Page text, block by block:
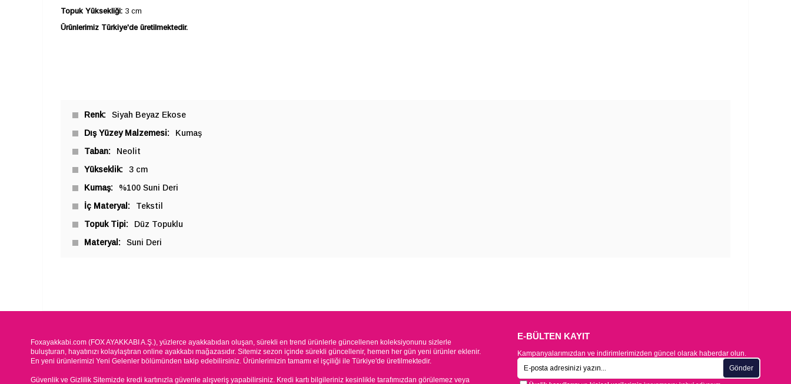
Topuk Yüksekliği: 3 cm
Ürünlerimiz Türkiye'de üretilmektedir.
Renk
Siyah Beyaz Ekose
Dış Yüzey Malzemesi
Kumaş
Taban
Neolit
Yükseklik
3 cm
Kumaş
%100 Suni Deri
İç Materyal
Tekstil
Topuk Tipi
Düz Topuklu
Materyal
Suni Deri
Foxayakkabi.com (FOX AYAKKABI A.Ş.), yüzlerce ayakkabıdan oluşan, sürekli en trend ürünlerle güncellenen koleksiyonunu sizlerle
buluşturan, hayatınızı kolaylaştıran online ayakkabı mağazasıdır. Sitemiz sezon içinde sürekli güncellenir, hemen her gün yeni ürünler eklenir.
En yeni ürünlerimizi Yeni Gelenler bölümünden takip edebilirsiniz. Ürünlerimizin tamamı el işçiliği ile Türkiye'de üretilmektedir.
Güvenlik ve Gizlilik Sitemizde kredi kartınızla güvenle alışveriş yapabilirsiniz. Kredi kartı bilgileriniz kesinlikle tarafımızdan görülemez veya
E-BÜLTEN KAYIT
Kampanyalarımızdan ve indirimlerimizden güncel olarak haberdar olun.
Gönder